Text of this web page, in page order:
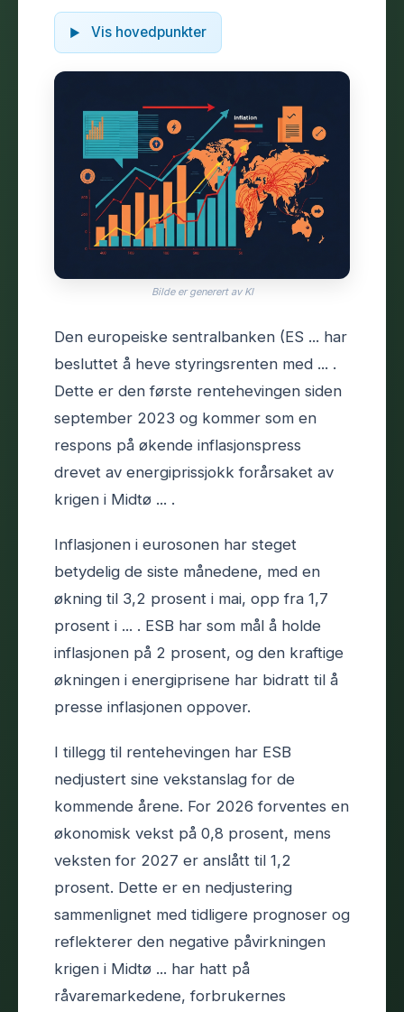
Vis hovedpunkter
Bilde er generert av KI
Den europeiske sentralbanken (ES ... har
besluttet å heve styringsrenten med ... .
Dette er den første rentehevingen siden
september 2023 og kommer som en
respons på økende inflasjonspress
drevet av energiprissjokk forårsaket av
krigen i Midtø ... .
Inflasjonen i eurosonen har steget
betydelig de siste månedene, med en
økning til 3,2 prosent i mai, opp fra 1,7
prosent i ... . ESB har som mål å holde
inflasjonen på 2 prosent, og den kraftige
økningen i energiprisene har bidratt til å
presse inflasjonen oppover.
I tillegg til rentehevingen har ESB
nedjustert sine vekstanslag for de
kommende årene. For 2026 forventes en
økonomisk vekst på 0,8 prosent, mens
veksten for 2027 er anslått til 1,2
prosent. Dette er en nedjustering
sammenlignet med tidligere prognoser og
reflekterer den negative påvirkningen
krigen i Midtø ... har hatt på
råvaremarkedene, forbrukernes